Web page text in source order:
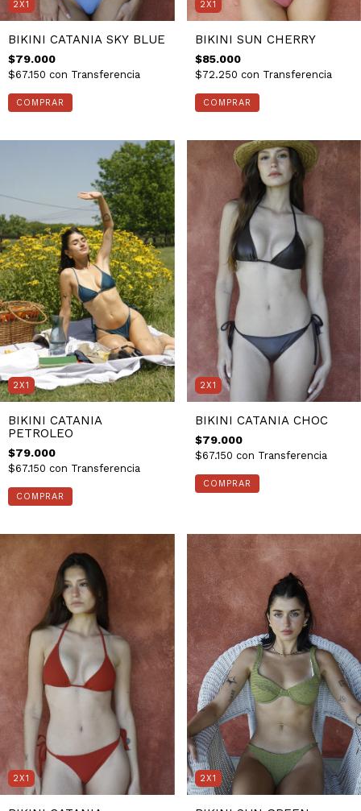
2X1
BIKINI CATANIA SKY BLUE
$79.000
$67.150 con Transferencia
COMPRAR
2X1
BIKINI SUN CHERRY
$85.000
$72.250 con Transferencia
COMPRAR
2X1
BIKINI CATANIA
PETROLEO
$79.000
$67.150 con Transferencia
COMPRAR
2X1
BIKINI CATANIA CHOC
$79.000
$67.150 con Transferencia
COMPRAR
2X1 2X1